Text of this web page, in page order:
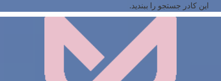
این کادر جستجو را ببندید.